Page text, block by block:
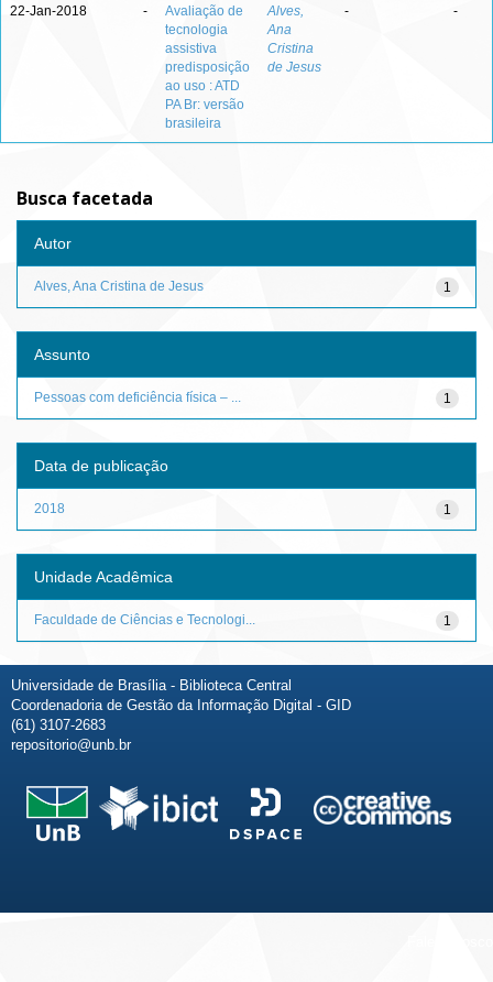
22-Jan-2018 -
Avaliação de
tecnologia
assistiva
predisposição
ao uso : ATD
PA Br: versão
brasileira
Alves,
Ana
Cristina
de Jesus
- -
Busca facetada
Autor
1
Alves, Ana Cristina de Jesus
Assunto
1
Pessoas com deficiência física – ...
Data de publicação
1
2018
Unidade Acadêmica
1
Faculdade de Ciências e Tecnologi...
Universidade de Brasília - Biblioteca Central
Coordenadoria de Gestão da Informação Digital - GID
(61) 3107-2683
repositorio@unb.br